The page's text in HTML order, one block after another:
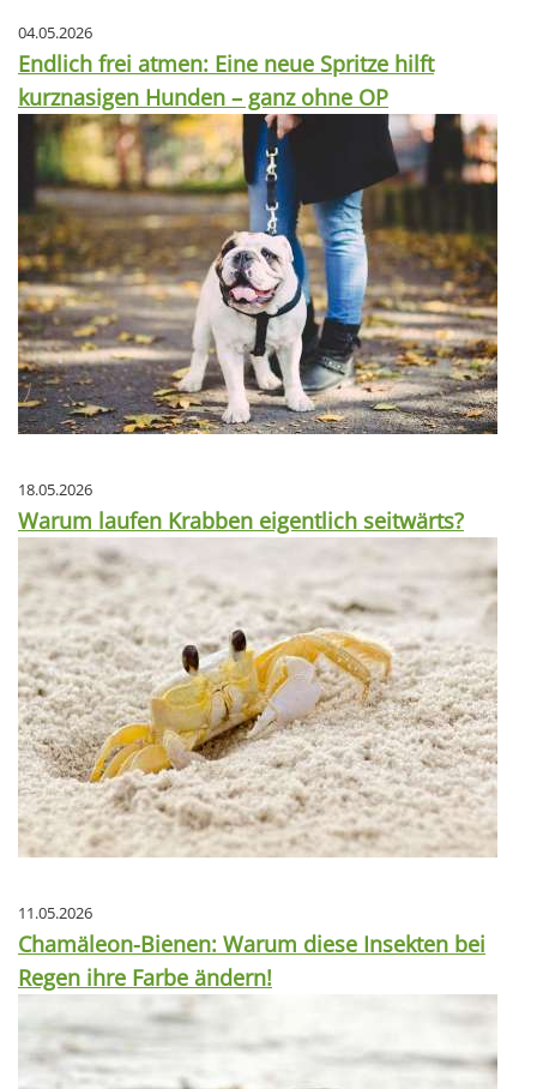
04.05.2026
Endlich frei atmen: Eine neue Spritze hilft
kurznasigen Hunden – ganz ohne OP
18.05.2026
Warum laufen Krabben eigentlich seitwärts?
11.05.2026
Chamäleon-Bienen: Warum diese Insekten bei
Regen ihre Farbe ändern!